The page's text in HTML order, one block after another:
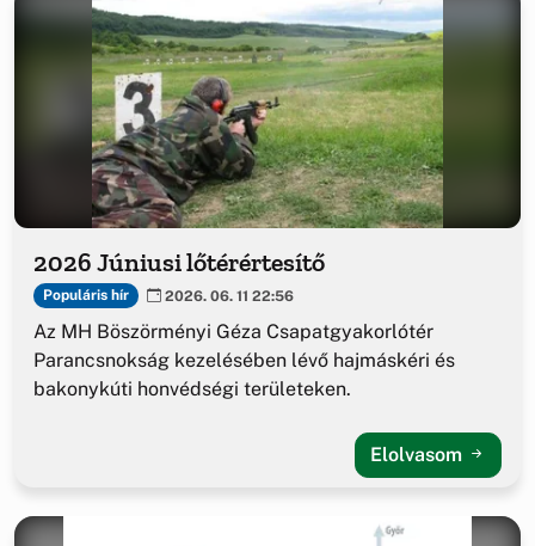
2026 Júniusi lőtérértesítő
Populáris hír 2026. 06. 11 22:56
Az MH Böszörményi Géza Csapatgyakorlótér
Parancsnokság kezelésében lévő hajmáskéri és
bakonykúti honvédségi területeken.
Elolvasom